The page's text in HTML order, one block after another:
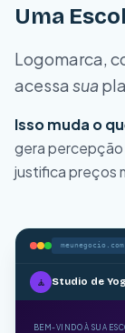
Uma
Logomarca,
acessa sua
Isso muda o
gera
justifica preços
💰 Finanças
BEM-VINDO À SUA